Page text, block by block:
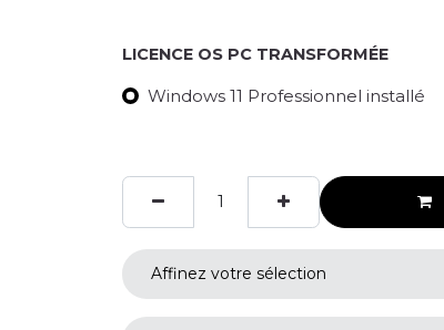
LICENCE OS PC TRANSFORMÉE
Windows 11 Professionnel installé
Affinez votre sélection